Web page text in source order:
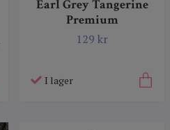
Earl Grey Tangerine
Premium
129 kr
I lager